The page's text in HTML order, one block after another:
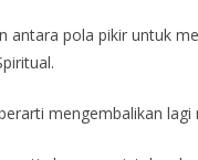
antara pola pikir untuk
mengembalikan